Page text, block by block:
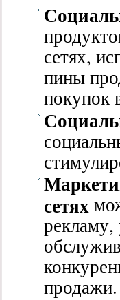
сетях,
пины
покупок
сетях
рекламу,
продажи.